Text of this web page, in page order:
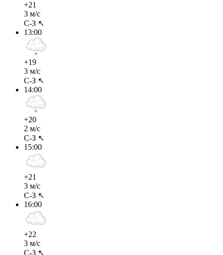
+21
3 м/с
С-З ↖
13:00
+19
3 м/с
С-З ↖
14:00
+20
2 м/с
С-З ↖
15:00
+21
3 м/с
С-З ↖
16:00
+22
3 м/с
С-З ↖